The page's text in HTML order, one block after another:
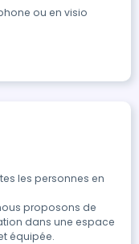
ou en visio
les personnes en
proposons de
dans une espace
équipée.